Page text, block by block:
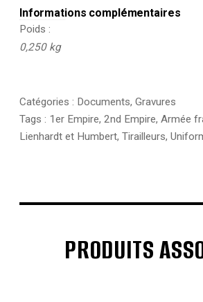
Informations complémentaires
Poids
0,250 kg
Catégories : Documents, Gravures
Tags : 1er Empire, 2nd Empire, Armée
Lienhardt et Humbert, Tirailleurs,
PRODUITS